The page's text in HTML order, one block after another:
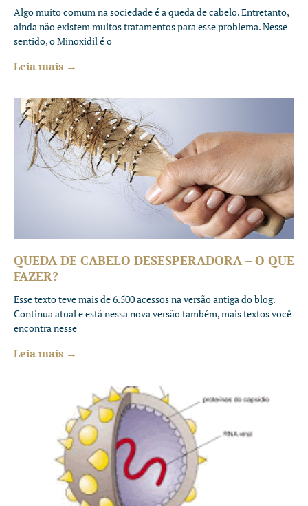
Algo muito comum na sociedade é a queda de cabelo. Entretanto,
ainda não existem muitos tratamentos para esse problema. Nesse
sentido, o Minoxidil é o
Leia mais →
QUEDA DE CABELO DESESPERADORA – O QUE
FAZER?
Esse texto teve mais de 6.500 acessos na versão antiga do blog.
Continua atual e está nessa nova versão também, mais textos você
encontra nesse
Leia mais →